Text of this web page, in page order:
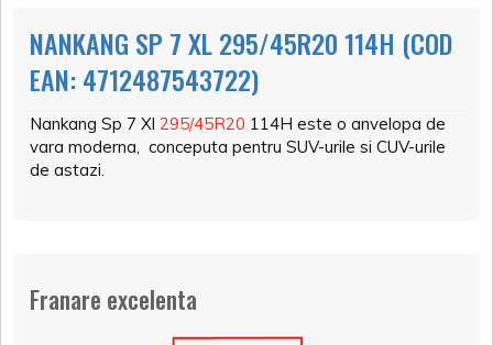
NANKANG SP 7 XL 295/45R20 114H (COD
EAN: 4712487543722)
Nankang Sp 7 Xl 295/45R20 114H este o anvelopa de
vara moderna, conceputa pentru SUV-urile si CUV-urile
de astazi.
Franare excelenta